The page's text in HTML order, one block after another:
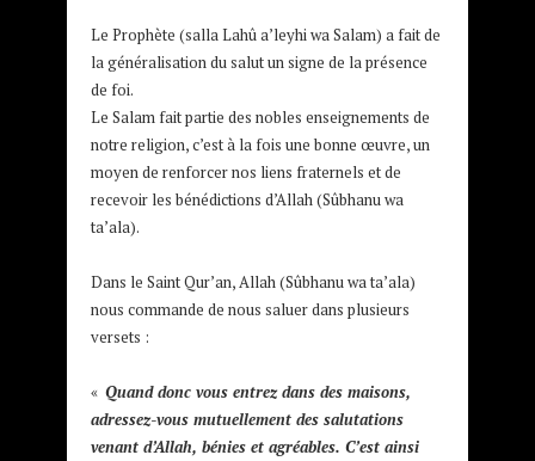
Le Prophète (salla Lahû a’leyhi wa Salam) a fait de
la généralisation du salut un signe de la présence
de foi.
Le Salam fait partie des nobles enseignements de
notre religion, c’est à la fois une bonne œuvre, un
moyen de renforcer nos liens fraternels et de
recevoir les bénédictions d’Allah (Sûbhanu wa
ta’ala).
Dans le Saint Qur’an, Allah (Sûbhanu wa ta’ala)
nous commande de nous saluer dans plusieurs
versets :
« Quand donc vous entrez dans des maisons,
adressez-vous mutuellement des salutations
venant d’Allah, bénies et agréables. C’est ainsi